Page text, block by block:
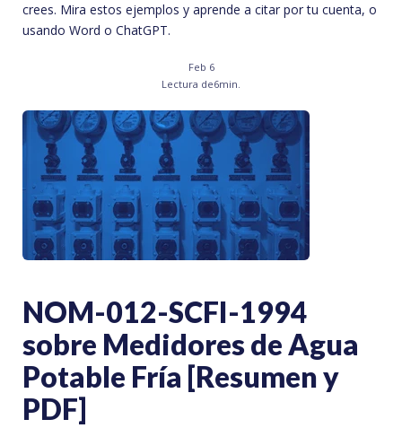
crees. Mira estos ejemplos y aprende a citar por tu cuenta, o
usando Word o ChatGPT.
Feb 6
Lectura de6min.
NOM-012-SCFI-1994
sobre Medidores de Agua
Potable Fría [Resumen y
PDF]